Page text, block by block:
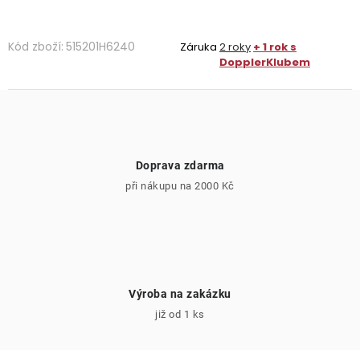
Kód zboží: 515201H6240 Záruka 2 roky + 1 rok s
DopplerKlubem
Doprava zdarma
při nákupu na 2000 Kč
Výroba na zakázku
již od 1 ks